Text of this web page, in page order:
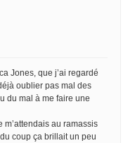
Jones, que j’ai regardé
oublier pas mal des
du mal à me faire une
m’attendais au ramassis
coup ça brillait un peu